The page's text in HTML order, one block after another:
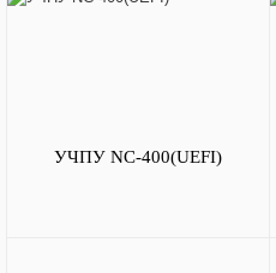
УЧПУ NC-400(UEFI)